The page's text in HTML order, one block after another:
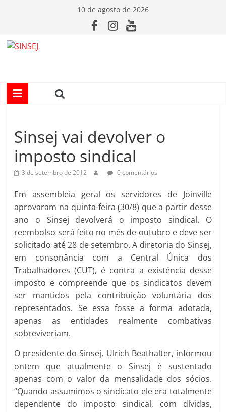
conteúdo
10 de agosto de 2026
I
S
E
Sinsej vai devolver o
imposto sindical
3 de setembro de 2012 0 comentários
Em assembleia geral os servidores de Joinville
aprovaram na quinta-feira (30/8) que a partir desse
ano o Sinsej devolverá o imposto sindical. O
reembolso será feito no mês de outubro e deve ser
solicitado até 28 de setembro. A diretoria do Sinsej,
em consonância com a Central Única dos
Trabalhadores (CUT), é contra a existência desse
imposto e compreende que os sindicatos devem
ser mantidos pela contribuição voluntária dos
representados. Se essa fosse a forma adotada,
apenas as entidades realmente combativas
sobreviveriam.
O presidente do Sinsej, Ulrich Beathalter, informou
ontem que atualmente o Sinsej é sustentado
apenas com o valor da mensalidade dos sócios.
“Quando assumimos o sindicato ele era totalmente
dependente do imposto sindical, com dívidas,